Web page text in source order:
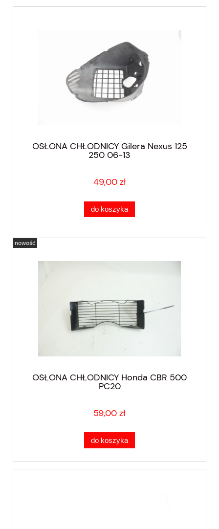
OSŁONA CHŁODNICY Gilera Nexus 125
250 06-13
49,00 zł
do koszyka
OSŁONA CHŁODNICY Honda CBR 500
PC20
59,00 zł
do koszyka
nowość